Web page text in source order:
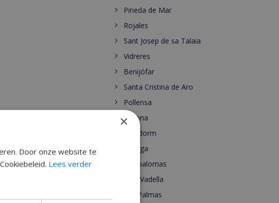
Pineda de Mar
Rojales
Sant Josep de sa Talaia
Vidreres
Benijófar
Santa Cristina de Aro
Pollensa
Gerona
Benidorm
Malaga
Maspalomas
Cala Vadella
Las Palmas
×
Door onze website te
Lees verder